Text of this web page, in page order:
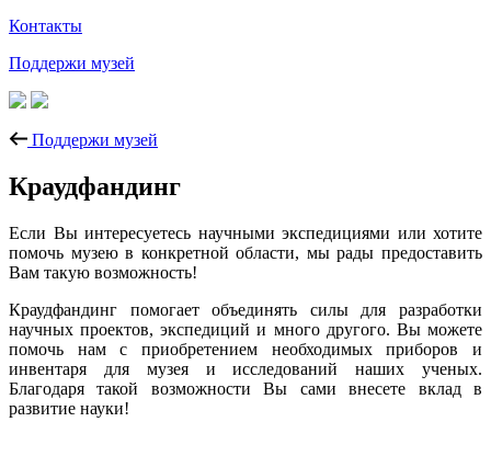
Контакты
Поддержи музей
Поддержи музей
Краудфандинг
Если Вы интересуетесь научными экспедициями или хотите
помочь музею в конкретной области, мы рады предоставить
Вам такую возможность!
Краудфандинг помогает объединять силы для разработки
научных проектов, экспедиций и много другого. Вы можете
помочь нам с приобретением необходимых приборов и
инвентаря для музея и исследований наших ученых.
Благодаря такой возможности Вы сами внесете вклад в
развитие науки!